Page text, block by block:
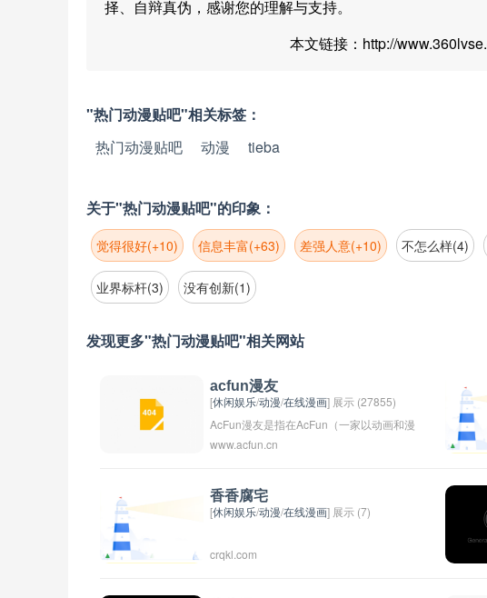
择、自辩真伪，感谢您的理解与支持。
本文链接：http://
"热门动漫贴吧"相关标签：
热门动漫贴吧
动漫 tieba
关于"热门动漫贴吧"的印象：
觉得很好(+10) 信息丰富(+63) 差强人意(+10) 不怎么样(4)
业界标杆(3) 没有创新(1)
发现更多"热门动漫贴吧"相关网站
acfun漫友
[休闲娱乐/动漫/在线漫画] 展示 (27855)
AcFun漫友是指在AcFun（一家以动画和漫
画为主题的视频分享网站）上喜欢漫画的
作品、讨论漫画的情节和角色，或者互相
推荐好看的漫画资源。AcFun漫友之间经常
www.acfun.cn
香香腐宅
[休闲娱乐/动漫/在线漫画] 展示 (7)
crqkl.com